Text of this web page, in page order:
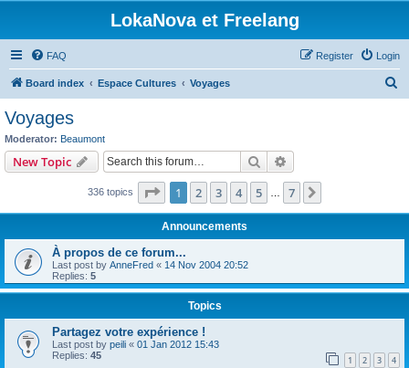
LokaNova et Freelang
FAQ Login
Register
Board index Espace Cultures Voyages
Voyages
Moderator: Beaumont
New Topic Search
336 topics Page 1of 7
1 2 3 4 5 7
Announcements
À propos de ce forum...
Last post by AnneFred « 14 Nov 2004 20:52
Replies: 5
Topics
Partagez votre expérience !
Last post by peili « 01 Jan 2012 15:43
Replies: 45 1 2 3 4